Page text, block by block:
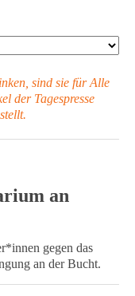
sind sie für Alle
der Tagespresse
an
gegen das
an der Bucht.